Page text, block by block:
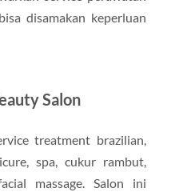
disamakan keperluan
Salon
treatment brazilian,
spa, cukur rambut,
massage. Salon ini